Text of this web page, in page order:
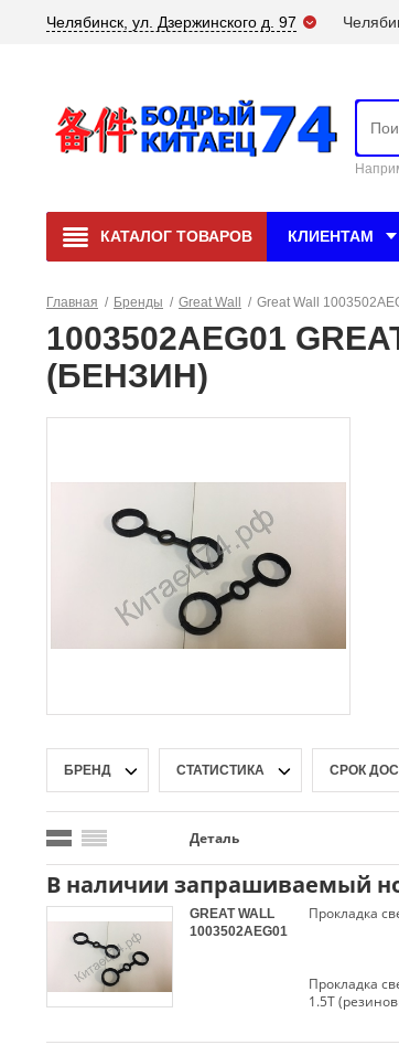
Челябинск, ул. Дзержинского д. 97
КАТАЛОГ ТОВАРОВ КЛИЕНТАМ
Главная / Бренды / Great Wall / Great Wall
1003502AEG01
(БЕНЗИН)
БРЕНД СТАТИСТИКА СРОК
Деталь
В наличии запрашиваемый
GREAT WALL
1003502AEG01
Прокладка
1.5T